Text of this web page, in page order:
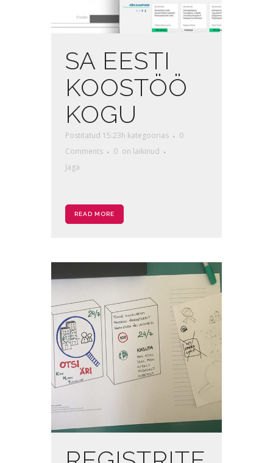
SA EESTI
KOOSTÖÖ
KOGU
Postitatud 15:23h kategoorias
0
Comments
0 on laikinud
Jaga
READ MORE